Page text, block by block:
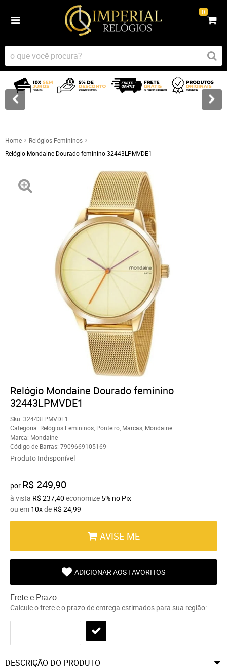
0
Home
Relógios Femininos
Relógio Mondaine Dourado feminino 32443LPMVDE1
Relógio Mondaine Dourado feminino
32443LPMVDE1
Sku: 32443LPMVDE1
Categoria: Relógios Femininos Ponteiro Marcas Mondaine
Marca: Mondaine
Código de Barras: 7909669105169
Produto Indisponível
por R$ 249,90
à vista R$ 237,40 economize 5% no Pix
ou em 10xde R$ 24,99
AVISE-ME
ADICIONAR AOS FAVORITOS
Frete e Prazo
Calcule o frete e o prazo de entrega estimados para sua região:
DESCRIÇÃO DO PRODUTO